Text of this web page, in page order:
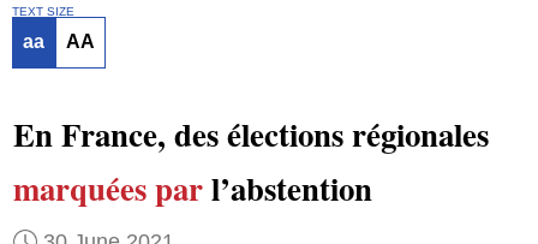
TEXT SIZE
aa AA
En France, des élections régionales
marquées parl’abstention